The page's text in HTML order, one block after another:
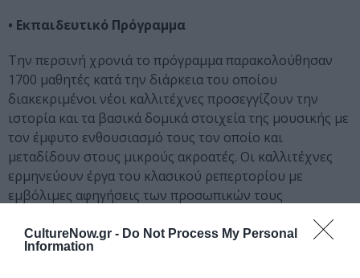
CultureNow.gr - Do Not Process My Personal
Information
• Εκπαιδευτικό Πρόγραμμα
Την περσινή χρονιά το πρόγραμμα παρακολούθησαν
1700 μαθητές κατά την διάρκεια του οποίου
διακεκριμένοι νέοι καλλιτέχνες προσεγγίζουν την
ιστορία και τα βασικά δομικά στοιχεία της μουσικής με
τον έμφυτο ενθουσιασμό τους τον οποίο και
μεταδίδουν στους μικρούς ακροατές. Οι καλλιτέχνες
ερμηνεύουν έργα του κλασικού ρεπερτορίου με
εμβόλιμες αφηγήσεις των προσωπικών τους
Το 2017 το “Μουσικό Κλειδί” θα πραγματοποιηθεί και
στην Χίο ενώ εμπλουτίζεται με το πρόγραμμα